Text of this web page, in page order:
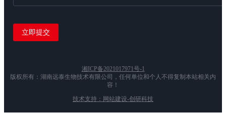
湘ICP备2021017971号-1
版权所有：湖南远泰生物技术有限公司，任何单位和个人不得复制本站相关内
容！
技术支持：网站建设-创研科技